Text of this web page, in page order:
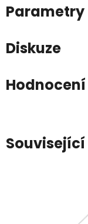
Parametry
Diskuze
Hodnocení